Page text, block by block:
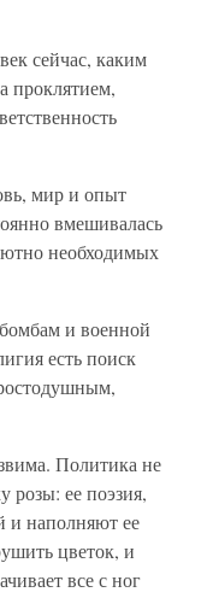
сейчас, каким
проклятием,
мир и опыт
вмешивалась
необходимых
и военной
есть поиск
Политика не
розы: ее поэзия,
и наполняют ее
цветок, и
все с ног